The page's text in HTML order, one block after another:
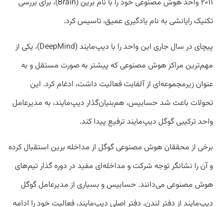
۲۰۱۱ واحد هوش مصنوعی خود را با نام برین (Brain)، برای بررسی
تکنیک رایانشی به نام یادگیری عمیق، تاسیس کرد.
پیچای در سال جاری این واحد را با دیپ‌مایند (DeepMind)، یکی از
مهم‌ترین مراکز هوش مصنوعی که پیشتر به صورت مستقل و به
عنوان زیرمجموعه‌ای از آلفابت فعالیت داشت، ادغام کرد. این
تحولات باعث شد حسابیس، هم‌بنیان‌گذار دیپ‌مایند، به مدیرعامل
واحد ترکیبی گوگل‌ دیپ‌مایند ترفیع پیدا کند.
برخی از محققان هوش مصنوعی گوگل از مداخله برین استقبال کرده
و آن را نشانگر توجه شرکت و مداخله‌ای مفید در دوره گذار تیم‌های
هوش مصنوعی می‌دانند. حسابیس و بسیاری از مدیرعامل گوگل
دیپ‌مایند از دفتر لندن، دفتر اصلی دیپ‌مایند، فعالیت خود را ادامه